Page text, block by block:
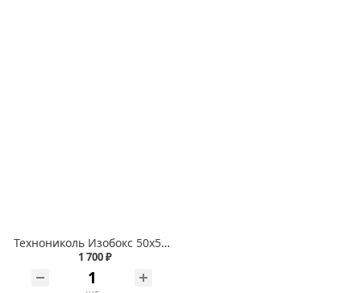
Технониколь Изобокс 50х580х1180 мм 5,47 кв.м
1 700 ₽